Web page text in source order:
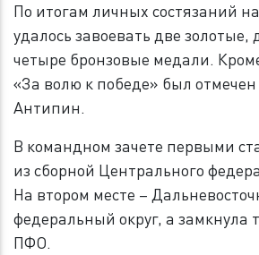
По итогам личных состязаний
удалось завоевать две золотые,
четыре бронзовые медали.
«За волю к победе» был
Антипин.
В командном зачете первыми
из сборной Центрального
На втором месте –
федеральный округ, а замкнула
ПФО.